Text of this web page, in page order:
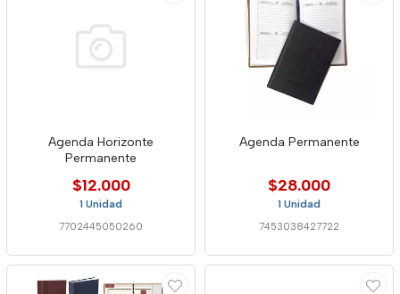
Agenda Horizonte
Permanente
$12.000
1 Unidad
7702445050260
Agenda Permanente
$28.000
1 Unidad
7453038427722